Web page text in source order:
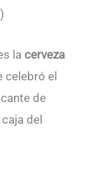
lacerveza
celebró el
de
del